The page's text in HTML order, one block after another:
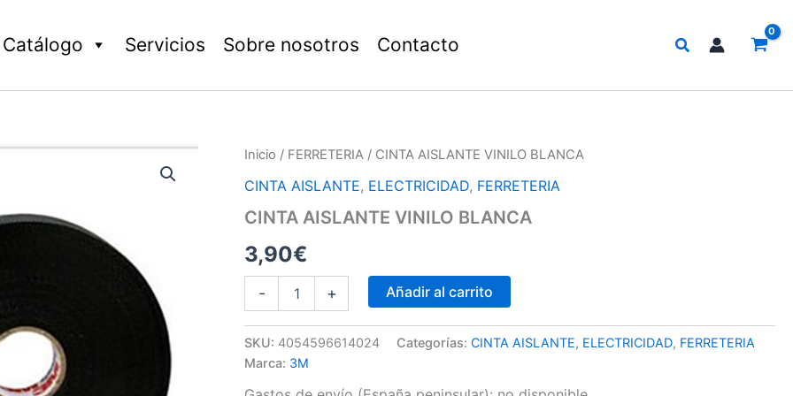
Catálogo Servicios Sobre nosotros Contacto Buscar
Inicio / FERRETERIA / CINTA AISLANTE VINILO BLANCA
CINTA AISLANTE, ELECTRICIDAD, FERRETERIA
CINTA AISLANTE VINILO BLANCA
3,90€
-
CINTA
VINILO
cantidad
+ Añadir al carrito
SKU: 4054596614024 Categorías:CINTA AISLANTE, ELECTRICIDAD, FERRETERIA
Marca: 3M